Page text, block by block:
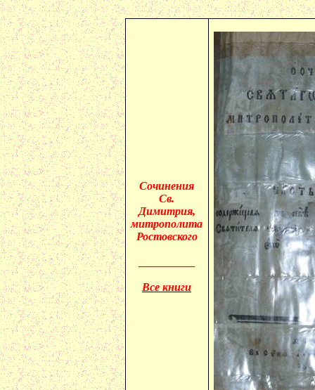
Сочинения
Св.
Димитрия,
митрополита
Ростовского
Все книги